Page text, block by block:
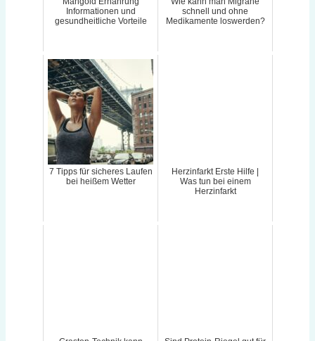
Informationen und
gesundheitliche Vorteile
schnell und ohne
Medikamente loswerden?
7 Tipps für sicheres Laufen
bei heißem Wetter
Herzinfarkt Erste Hilfe |
Was tun bei einem
Herzinfarkt